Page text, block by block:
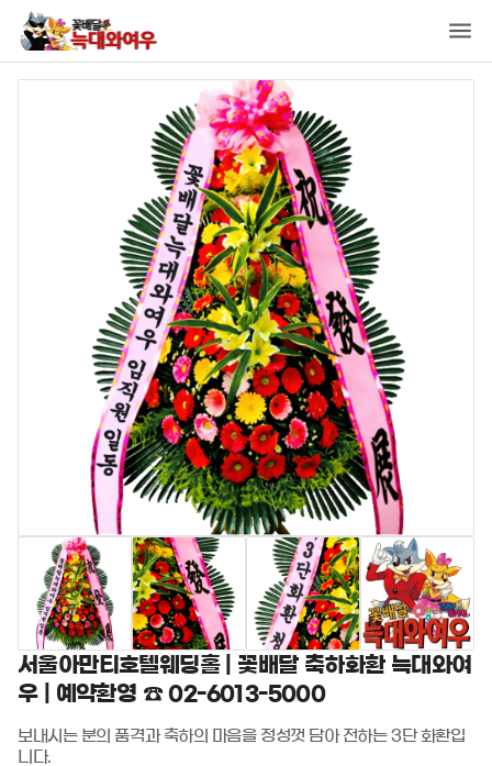
서울아만티호텔웨딩홀 | 꽃배달 축하화환 늑대와여
우 | 예약환영 ☎ 02-6013-5000
보내시는 분의 품격과 축하의 마음을 정성껏 담아 전하는 3단 화환입
니다.